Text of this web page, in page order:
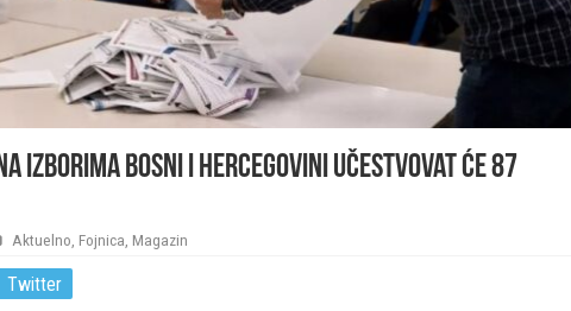
izborima Bosni i Hercegovini učestvovat će 87
Aktuelno Fojnica Magazin
Twitter